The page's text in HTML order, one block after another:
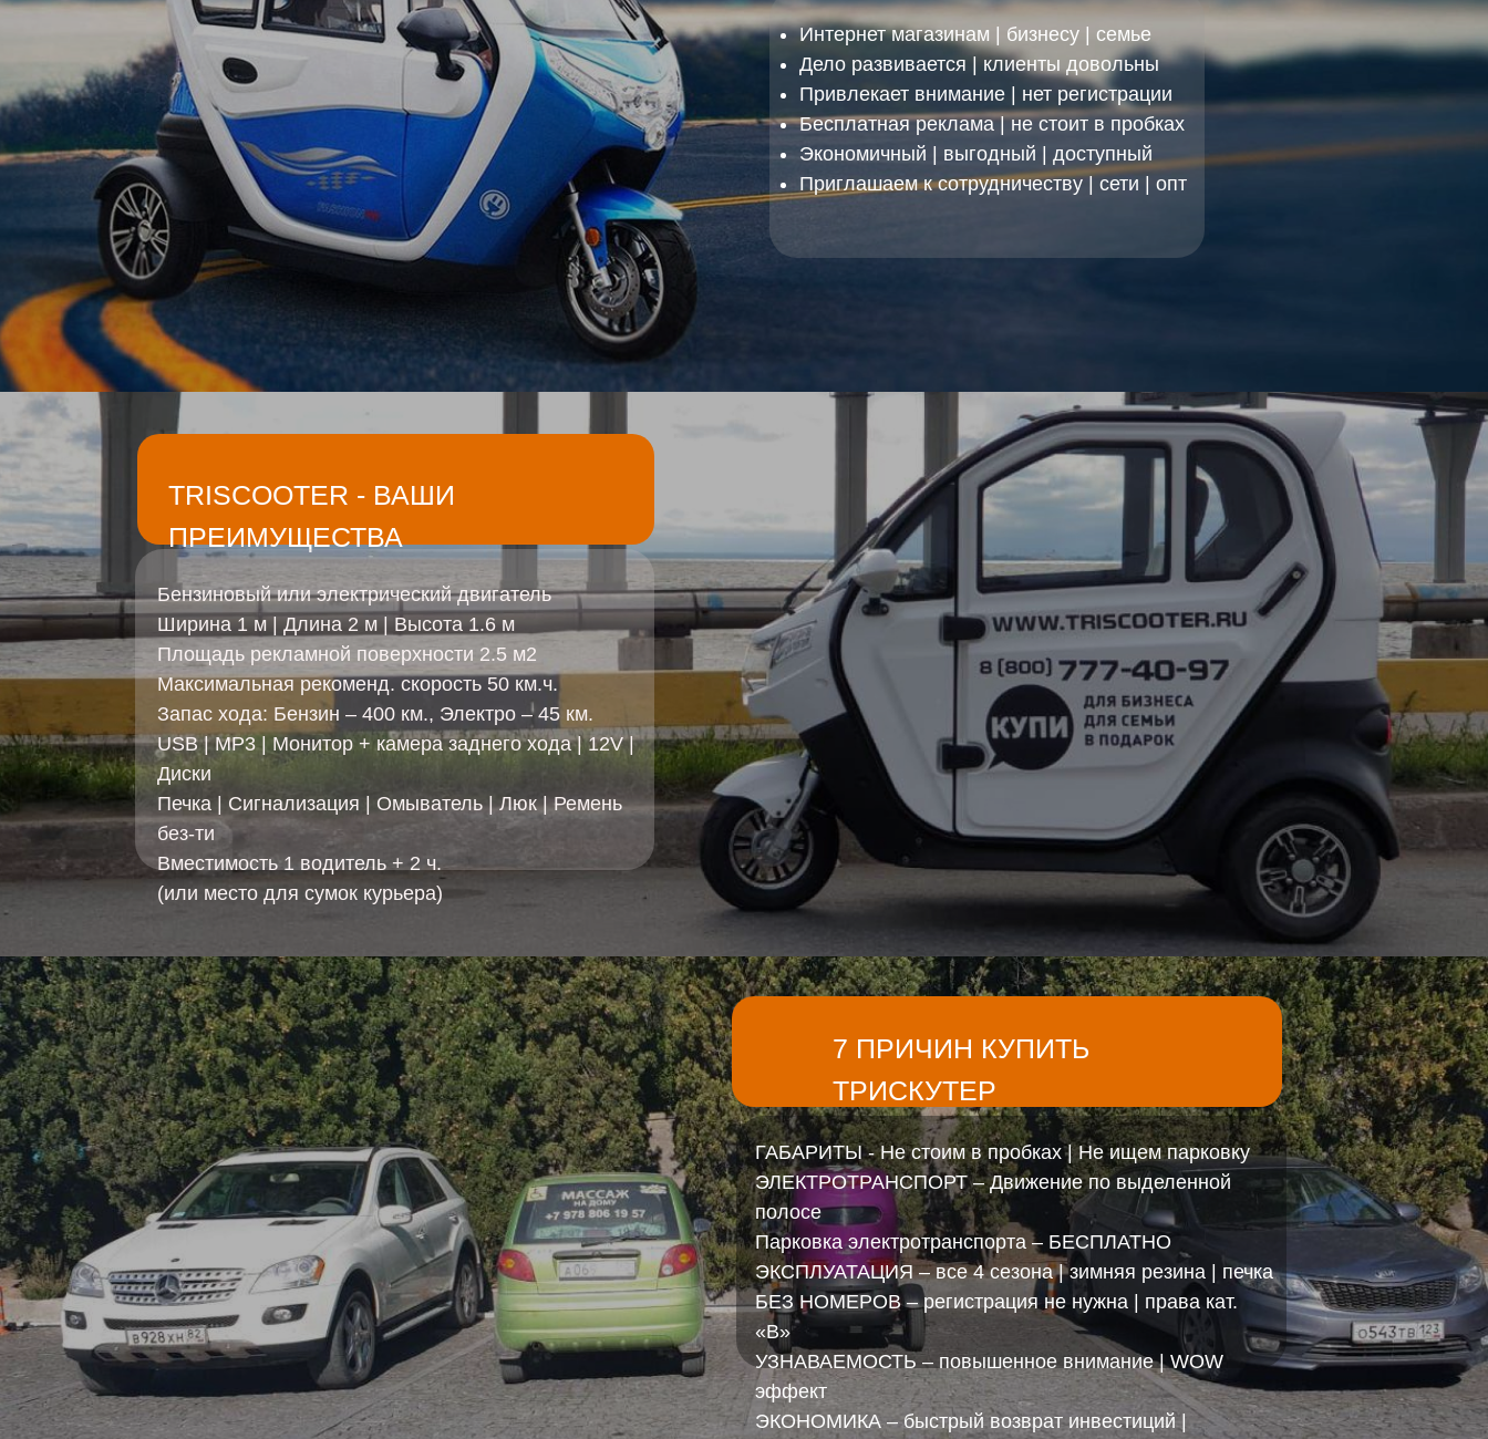
Интернет магазинам | бизнесу | семье
Дело развивается | клиенты довольны
Привлекает внимание | нет регистрации
Бесплатная реклама | не стоит в пробках
Экономичный | выгодный | доступный
Приглашаем к сотрудничеству | сети | опт
TRISCOOTER - ВАШИ
ПРЕИМУЩЕСТВА
Бензиновый или электрический двигатель
Ширина 1 м | Длина 2 м | Высота 1.6 м
Площадь рекламной поверхности 2.5 м2
Максимальная рекоменд. скорость 50 км.ч.
Запас хода: Бензин – 400 км., Электро – 45 км.
USB | MP3 | Монитор + камера заднего хода | 12V |
Диски
Печка | Cигнализация | Омыватель | Люк | Ремень
без-ти
Вместимость 1 водитель + 2 ч.
(или место для сумок курьера)
7 ПРИЧИН КУПИТЬ
ТРИСКУТЕР
ГАБАРИТЫ - Не стоим в пробках | Не ищем парковку
ЭЛЕКТРОТРАНСПОРТ – Движение по выделенной
полосе
Парковка электротранспорта – БЕСПЛАТНО
ЭКСПЛУАТАЦИЯ – все 4 сезона | зимняя резина | печка
БЕЗ НОМЕРОВ – регистрация не нужна | права кат.
«B»
УЗНАВАЕМОСТЬ – повышенное внимание | WOW
эффект
ЭКОНОМИКА – быстрый возврат инвестиций |